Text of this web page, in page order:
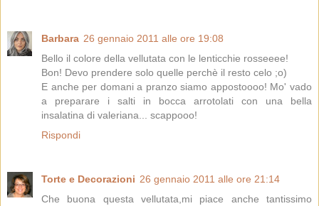
Barbara 26 gennaio 2011 alle ore 19:08
Bello il colore della vellutata con le lenticchie rosseeee!
Bon! Devo prendere solo quelle perchè il resto celo ;o)
E anche per domani a pranzo siamo appostoooo! Mo' vado
a preparare i salti in bocca arrotolati con una bella
insalatina di valeriana... scappooo!
Rispondi
Torte e Decorazioni 26 gennaio 2011 alle ore 21:14
Che buona questa vellutata,mi piace anche tantissimo